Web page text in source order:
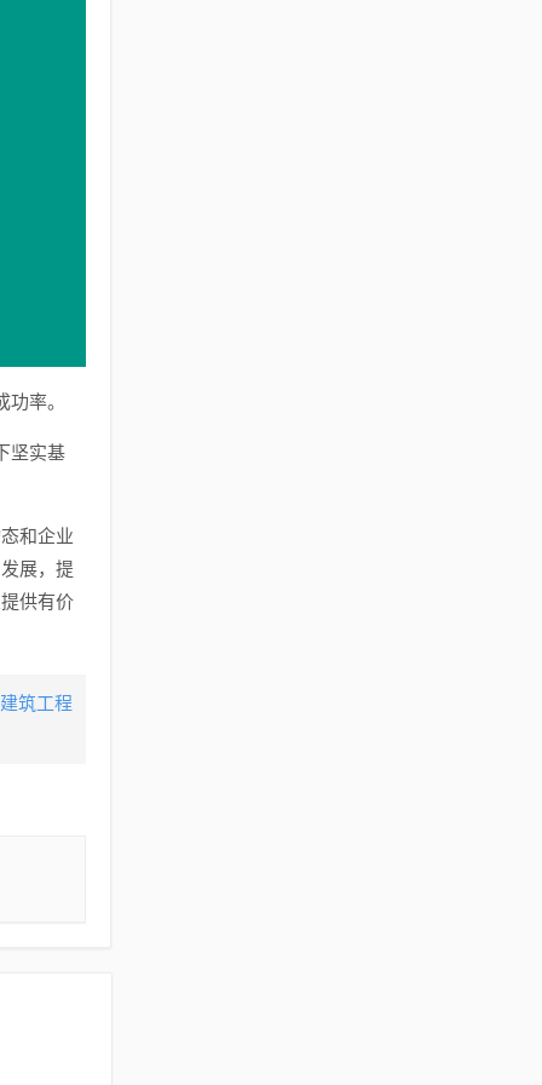
率。
坚实基
和企业
展，提
供有价
筑工程